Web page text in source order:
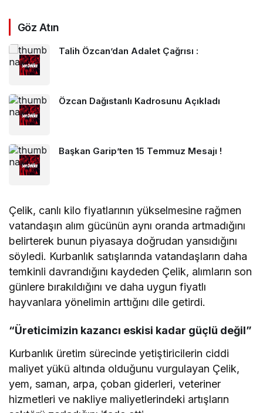
Göz Atın
Talih Özcan’dan Adalet Çağrısı :
Özcan Dağıstanlı Kadrosunu Açıkladı
Başkan Garip’ten 15 Temmuz Mesajı !
Çelik, canlı kilo fiyatlarının yükselmesine rağmen
vatandaşın alım gücünün aynı oranda artmadığını
belirterek bunun piyasaya doğrudan yansıdığını
söyledi. Kurbanlık satışlarında vatandaşların daha
temkinli davrandığını kaydeden Çelik, alımların son
günlere bırakıldığını ve daha uygun fiyatlı
hayvanlara yönelimin arttığını dile getirdi.
“Üreticimizin kazancı eskisi kadar güçlü değil”
Kurbanlık üretim sürecinde yetiştiricilerin ciddi
maliyet yükü altında olduğunu vurgulayan Çelik,
yem, saman, arpa, çoban giderleri, veteriner
hizmetleri ve nakliye maliyetlerindeki artışların